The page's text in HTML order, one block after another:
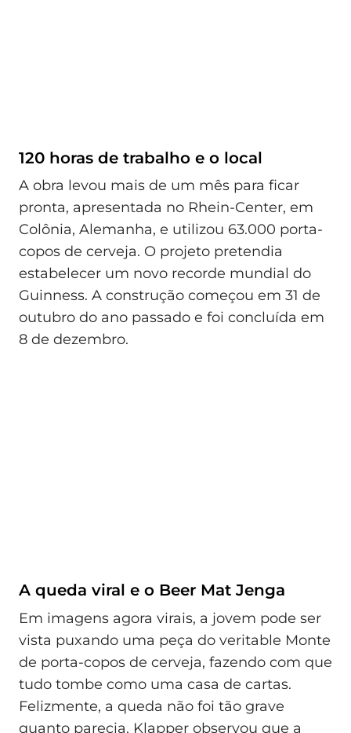
120 horas de trabalho e o local
A obra levou mais de um mês para ficar
pronta, apresentada no Rhein-Center, em
Colônia, Alemanha, e utilizou 63.000 porta-
copos de cerveja. O projeto pretendia
estabelecer um novo recorde mundial do
Guinness. A construção começou em 31 de
outubro do ano passado e foi concluída em
8 de dezembro.
A queda viral e o Beer Mat Jenga
Em imagens agora virais, a jovem pode ser
vista puxando uma peça do veritable Monte
de porta-copos de cerveja, fazendo com que
tudo tombe como uma casa de cartas.
Felizmente, a queda não foi tão grave
quanto parecia. Klapper observou que a